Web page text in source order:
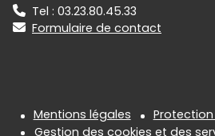
Tel : 03.23.80.45.33
Formulaire de contact
Informations
Mentions légales
Gestion des cookies et des